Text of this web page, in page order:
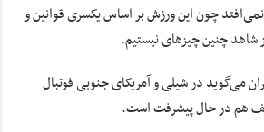
چون این ورزش بر اساس یکسری قوانین و
چنین چیزهای نیستیم.
می‌گوید در شیلی و آمریکای جنوبی فوتبال
هم در حال پیشرفت است.